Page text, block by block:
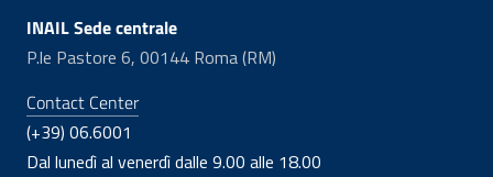
INAIL Sede centrale
P.le Pastore 6, 00144 Roma (RM)
Contact Center
(+39) 06.6001
Dal lunedì al venerdì dalle 9.00 alle 18.00